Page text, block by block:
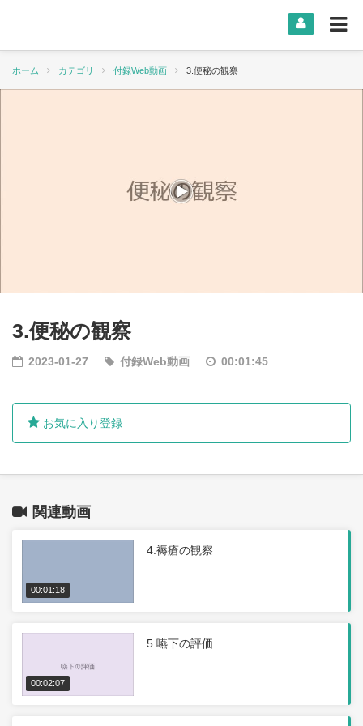
ホーム カテゴリ 付録Web動画 3.便秘の観察
3.便秘の観察
2023-01-27 付録Web動画 00:01:45
お気に入り登録
関連動画
4.褥瘡の観察
00:01:18
5.嚥下の評価
00:02:07